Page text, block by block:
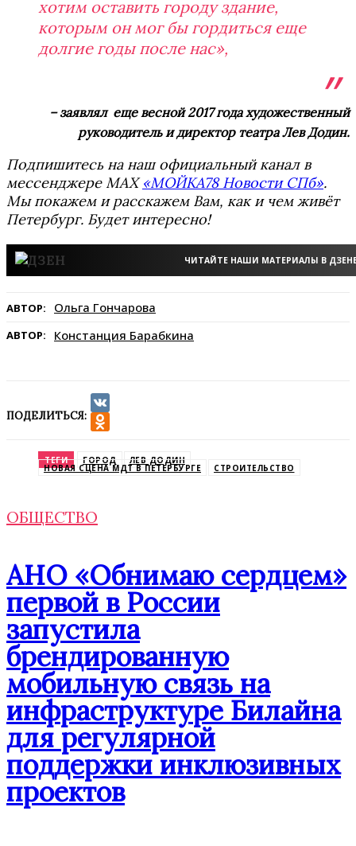
хотим оставить городу здание,
которым он мог бы гордиться еще
долгие годы после нас»,
– заявлял еще весной 2017 года художественный
руководитель и директор театра Лев Додин.
Подпишитесь на наш официальный канал в
мессенджере MAX«МОЙКА78 Новости СПб».
Мы покажем и расскажем Вам, как и чем живёт
Петербург. Будет интересно!
ЧИТАЙТЕ НАШИ МАТЕРИАЛЫ В
АВТОР: Ольга Гончарова
АВТОР: Констанция Барабкина
ПОДЕЛИТЬСЯ:
VK
ТЕГИ ГОРОД ЛЕВ ДОДИН
НОВАЯ СЦЕНА МДТ В ПЕТЕРБУРГЕ СТРОИТЕЛЬСТВО
ОБЩЕСТВО
АНО «Обнимаю сердцем»
первой в России
запустила
брендированную
мобильную связь на
инфраструктуре Билайна
для регулярной
поддержки инклюзивных
проектов